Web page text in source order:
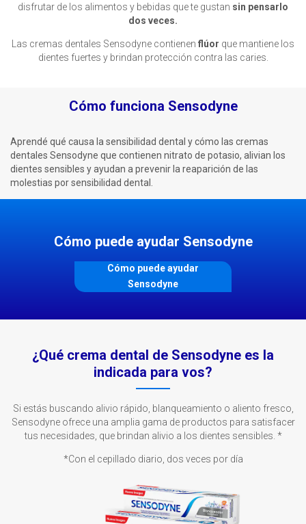
disfrutar de los alimentos y bebidas que te gustan sin pensarlo
dos veces.
Las cremas dentales Sensodyne contienen flúor que mantiene los
dientes fuertes y brindan protección contra las caries.
Cómo funciona Sensodyne
Aprendé qué causa la sensibilidad dental y cómo las cremas
dentales Sensodyne que contienen nitrato de potasio, alivian los
dientes sensibles y ayudan a prevenir la reaparición de las
molestias por sensibilidad dental.
Cómo puede ayudar Sensodyne
Cómo puede ayudar
Sensodyne
¿Qué crema dental de Sensodyne es la
indicada para vos?
Si estás buscando alivio rápido, blanqueamiento o aliento fresco,
Sensodyne ofrece una amplia gama de productos para satisfacer
tus necesidades, que brindan alivio a los dientes sensibles. *
*Con el cepillado diario, dos veces por día